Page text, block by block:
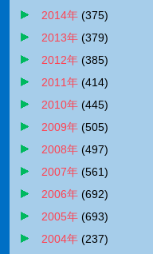
2014年 (375)
2013年 (379)
2012年 (385)
2011年 (414)
2010年 (445)
2009年 (505)
2008年 (497)
2007年 (561)
2006年 (692)
2005年 (693)
2004年 (237)